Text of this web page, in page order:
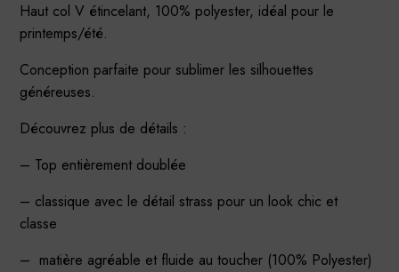
Haut col V étincelant, 100% polyester, idéal pour le
printemps/été.
Conception parfaite pour sublimer les silhouettes
généreuses.
Découvrez plus de détails :
– Top entièrement doublée
– classique avec le détail strass pour un look chic et
classe
– matière agréable et fluide au toucher (100% Polyester)